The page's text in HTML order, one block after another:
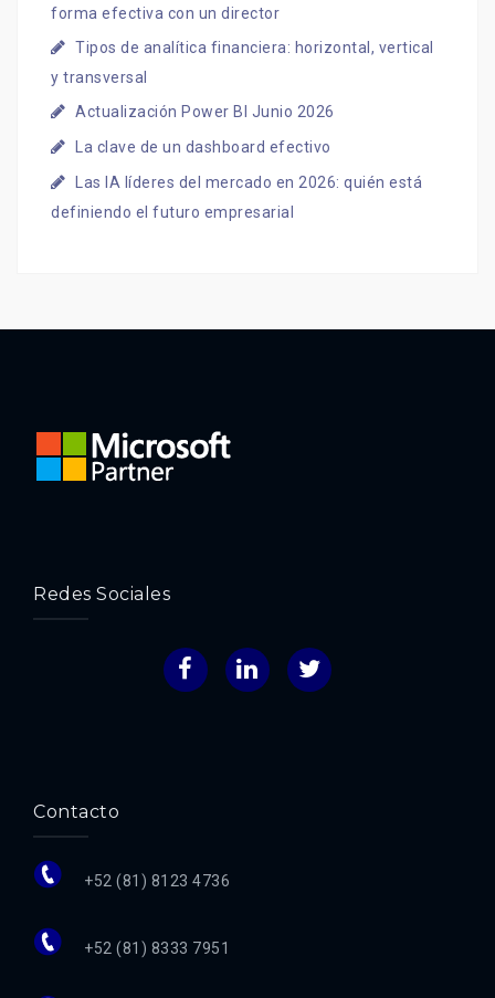
forma efectiva con un director
Tipos de analítica financiera: horizontal, vertical
y transversal
Actualización Power BI Junio 2026
La clave de un dashboard efectivo
Las IA líderes del mercado en 2026: quién está
definiendo el futuro empresarial
Redes Sociales
FacebookLinkedInTwitter
Contacto
+52 (81) 8123 4736
+52 (81) 8333 7951